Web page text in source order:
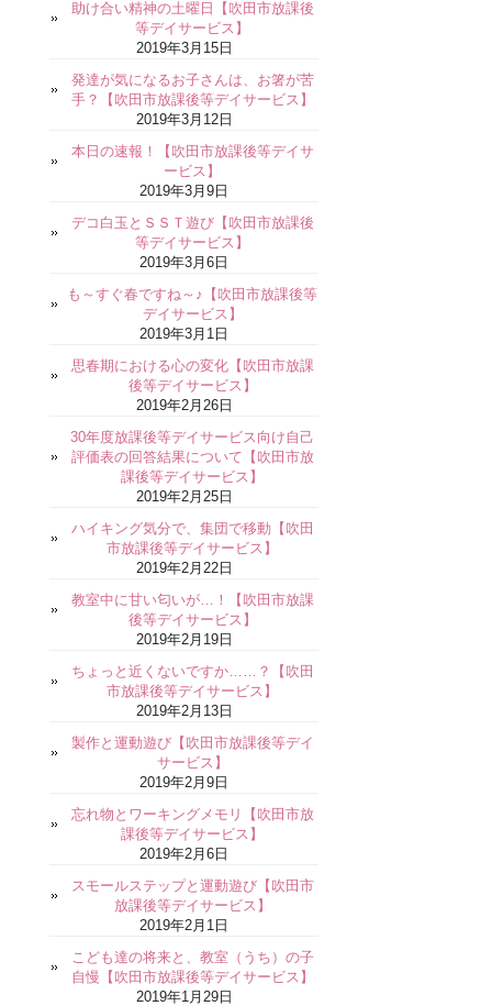
助け合い精神の土曜日【吹田市放課後
等デイサービス】
2019年3月15日
発達が気になるお子さんは、お箸が苦
手？【吹田市放課後等デイサービス】
2019年3月12日
本日の速報！【吹田市放課後等デイサ
ービス】
2019年3月9日
デコ白玉とＳＳＴ遊び【吹田市放課後
等デイサービス】
2019年3月6日
も～すぐ春ですね～♪【吹田市放課後等
デイサービス】
2019年3月1日
思春期における心の変化【吹田市放課
後等デイサービス】
2019年2月26日
30年度放課後等デイサービス向け自己
評価表の回答結果について【吹田市放
課後等デイサービス】
2019年2月25日
ハイキング気分で、集団で移動【吹田
市放課後等デイサービス】
2019年2月22日
教室中に甘い匂いが…！【吹田市放課
後等デイサービス】
2019年2月19日
ちょっと近くないですか……？【吹田
市放課後等デイサービス】
2019年2月13日
製作と運動遊び【吹田市放課後等デイ
サービス】
2019年2月9日
忘れ物とワーキングメモリ【吹田市放
課後等デイサービス】
2019年2月6日
スモールステップと運動遊び【吹田市
放課後等デイサービス】
2019年2月1日
こども達の将来と、教室（うち）の子
自慢【吹田市放課後等デイサービス】
2019年1月29日